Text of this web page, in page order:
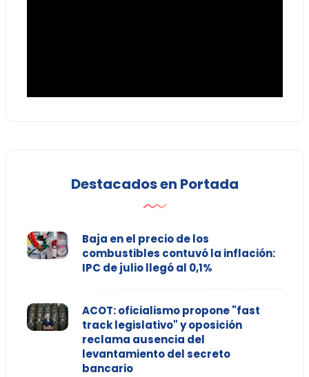
Destacados en Portada
Baja en el precio de los
combustibles contuvó la inflación:
IPC de julio llegó al 0,1%
ACOT: oficialismo propone "fast
track legislativo" y oposición
reclama ausencia del
levantamiento del secreto
bancario